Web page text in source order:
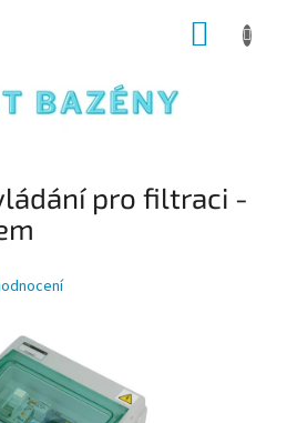
pro filtraci -
0,0 z 5 hvězdiček.